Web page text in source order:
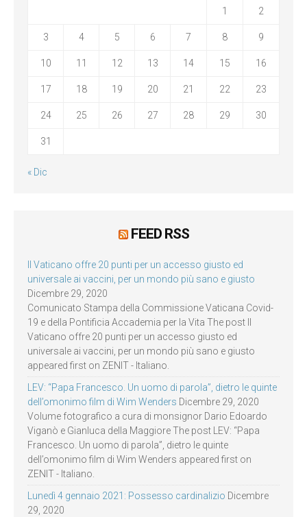
1 2
3 4 5 6 7 8 9
10 11 12 13 14 15 16
17 18 19 20 21 22 23
24 25 26 27 28 29 30
31
« Dic
FEED RSS
Il Vaticano offre 20 punti per un accesso giusto ed
universale ai vaccini, per un mondo più sano e giusto
Dicembre 29, 2020
Comunicato Stampa della Commissione Vaticana Covid-
19 e della Pontificia Accademia per la Vita The post Il
Vaticano offre 20 punti per un accesso giusto ed
universale ai vaccini, per un mondo più sano e giusto
appeared first on ZENIT - Italiano.
LEV: “Papa Francesco. Un uomo di parola”, dietro le quinte
dell’omonimo film di Wim Wenders Dicembre 29, 2020
Volume fotografico a cura di monsignor Dario Edoardo
Viganò e Gianluca della Maggiore The post LEV: “Papa
Francesco. Un uomo di parola”, dietro le quinte
dell’omonimo film di Wim Wenders appeared first on
ZENIT - Italiano.
Lunedì 4 gennaio 2021: Possesso cardinalizio Dicembre
29, 2020